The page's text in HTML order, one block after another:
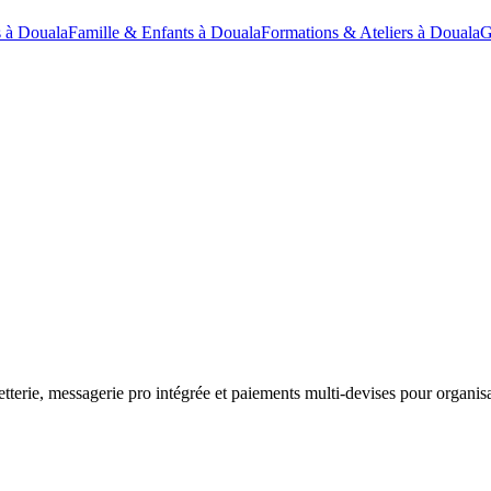
à DoualaFamille & Enfants à DoualaFormations & Ateliers à Douala
messagerie pro intégrée et paiements multi-devises pour